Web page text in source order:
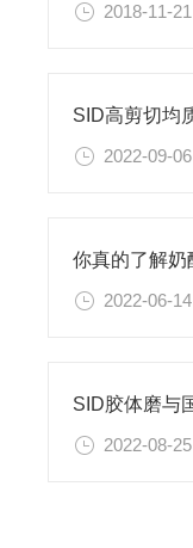
2018-11-21
2022-09-06
2022-06-14
2022-08-25